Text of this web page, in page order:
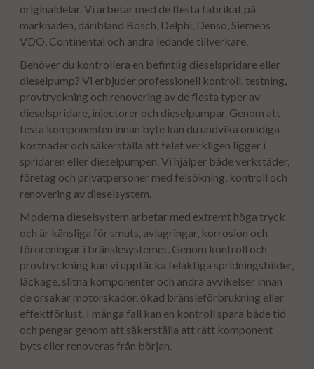
originaldelar. Vi arbetar med de flesta fabrikat på
marknaden, däribland Bosch, Delphi, Denso, Siemens
VDO, Continental och andra ledande tillverkare.
Behöver du kontrollera en befintlig dieselspridare eller
dieselpump? Vi erbjuder professionell kontroll, testning,
provtryckning och renovering av de flesta typer av
dieselspridare, injectorer och dieselpumpar. Genom att
testa komponenten innan byte kan du undvika onödiga
kostnader och säkerställa att felet verkligen ligger i
spridaren eller dieselpumpen. Vi hjälper både verkstäder,
företag och privatpersoner med felsökning, kontroll och
renovering av dieselsystem.
Moderna dieselsystem arbetar med extremt höga tryck
och är känsliga för smuts, avlagringar, korrosion och
föroreningar i bränslesystemet. Genom kontroll och
provtryckning kan vi upptäcka felaktiga spridningsbilder,
läckage, slitna komponenter och andra avvikelser innan
de orsakar motorskador, ökad bränsleförbrukning eller
effektförlust. I många fall kan en kontroll spara både tid
och pengar genom att säkerställa att rätt komponent
byts eller renoveras från början.